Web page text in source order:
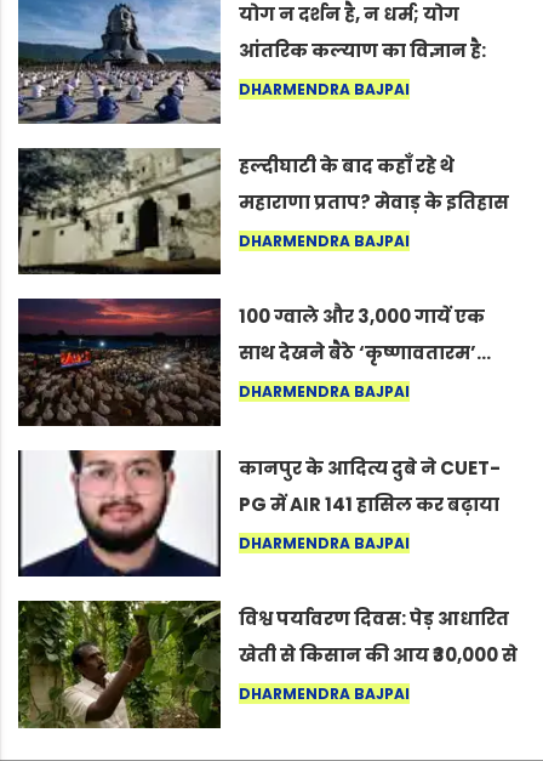
योग न दर्शन है, न धर्म; योग
आंतरिक कल्याण का विज्ञान है:
अंतरराष्ट्रीय योग दिवस 2026 पर
DHARMENDRA BAJPAI
हल्दीघाटी के बाद कहाँ रहे थे
महाराणा प्रताप? मेवाड़ के इतिहास
का वह अनकहा अध्याय जो आज भी
DHARMENDRA BAJPAI
100 ग्वाले और 3,000 गायें एक
साथ देखने बैठे ‘कृष्णावतारम’…
नागपुर में दिखा ऐसा नज़ारा कि
कर सकते हैं”
DHARMENDRA BAJPAI
कानपुर के आदित्य दुबे ने CUET-
PG में AIR 141 हासिल कर बढ़ाया
शहर का मान
DHARMENDRA BAJPAI
विश्व पर्यावरण दिवस: पेड़ आधारित
खेती से किसान की आय ₹30,000 से
बढ़कर ₹3 लाख प्रति एकड़ हुई
DHARMENDRA BAJPAI